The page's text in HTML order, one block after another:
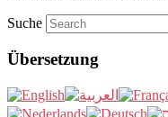
Suche
Übersetzung